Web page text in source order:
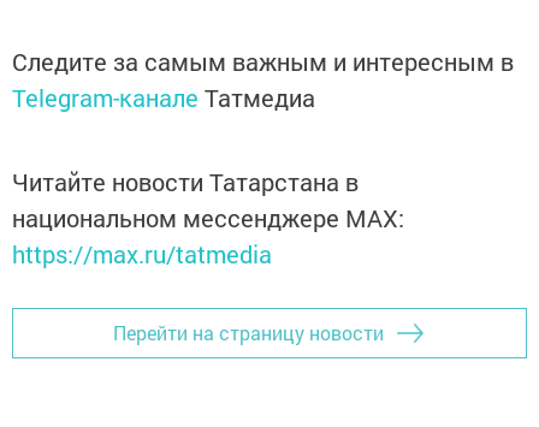
Следите за самым важным и интересным в
Telegram-канале Татмедиа
Читайте новости Татарстана в
национальном мессенджере MАХ:
https://max.ru/tatmedia
Перейти на страницу новости